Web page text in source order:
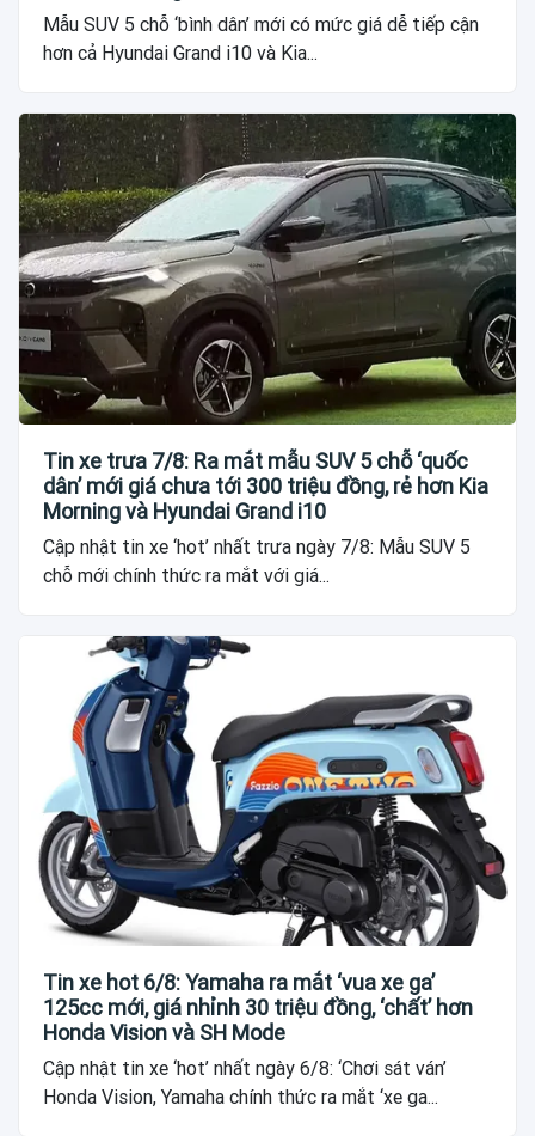
Mẫu SUV 5 chỗ ‘bình dân’ mới có mức giá dễ tiếp cận
hơn cả Hyundai Grand i10 và Kia...
Tin xe trưa 7/8: Ra mắt mẫu SUV 5 chỗ ‘quốc
dân’ mới giá chưa tới 300 triệu đồng, rẻ hơn Kia
Morning và Hyundai Grand i10
Cập nhật tin xe ‘hot’ nhất trưa ngày 7/8: Mẫu SUV 5
chỗ mới chính thức ra mắt với giá...
Tin xe hot 6/8: Yamaha ra mắt ‘vua xe ga’
125cc mới, giá nhỉnh 30 triệu đồng, ‘chất’ hơn
Honda Vision và SH Mode
Cập nhật tin xe ‘hot’ nhất ngày 6/8: ‘Chơi sát ván’
Honda Vision, Yamaha chính thức ra mắt ‘xe ga...